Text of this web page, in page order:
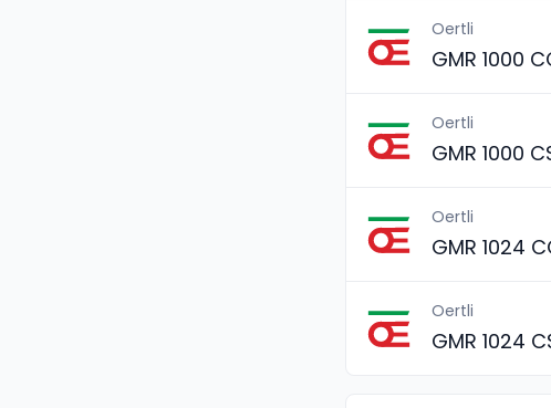
Oertli
GMR 1000
Oertli
GMR 1000
Oertli
GMR 1024
Oertli
GMR 1024